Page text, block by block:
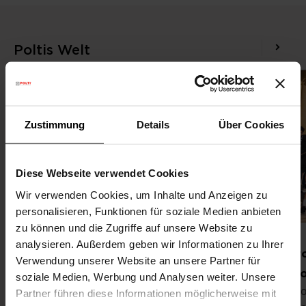
Zustimmung Details Über Cookies
Diese Webseite verwendet Cookies
Wir verwenden Cookies, um Inhalte und Anzeigen zu
personalisieren, Funktionen für soziale Medien anbieten
zu können und die Zugriffe auf unsere Website zu
analysieren. Außerdem geben wir Informationen zu Ihrer
Verwendung unserer Website an unsere Partner für
soziale Medien, Werbung und Analysen weiter. Unsere
Partner führen diese Informationen möglicherweise mit
Poltis Welt
POLTI auf der IFA Berlin 2025:
“Steam makes you feel good” –
Neue Dampflösungen für ein